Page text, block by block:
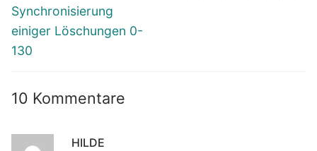
Synchronisierung
einiger Löschungen 0-
130
10 Kommentare
HILDE